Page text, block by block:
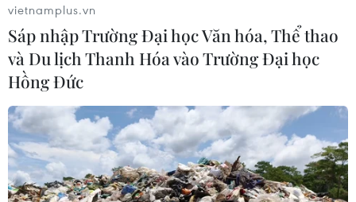
TIN CÙNG CHUYÊN MỤC
Chuyên gia Australia: Quan hệ Việt
Nam-Australia có độ tin cậy chính trị
cao
08/08/2026 05:27
Đưa quan hệ Việt Nam-Australia phát
triển sâu sắc, thực chất, hiệu quả
vietnamplus.vn
Sáp nhập Trường Đại học Văn hóa, Thể thao
và Du lịch Thanh Hóa vào Trường Đại học
Hồng Đức